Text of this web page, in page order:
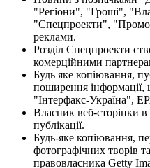
"Регіони", "Гроші",
"Спецпроекти",
реклами.
Розділ Спецпроекти
комерційними
Будь яке копіювання,
поширення інформації,
"Інтерфакс-Україна",
Власник веб-сторінки в
публікації.
Будь-яке копіювання,
фотографічних творів
правовласника Getty